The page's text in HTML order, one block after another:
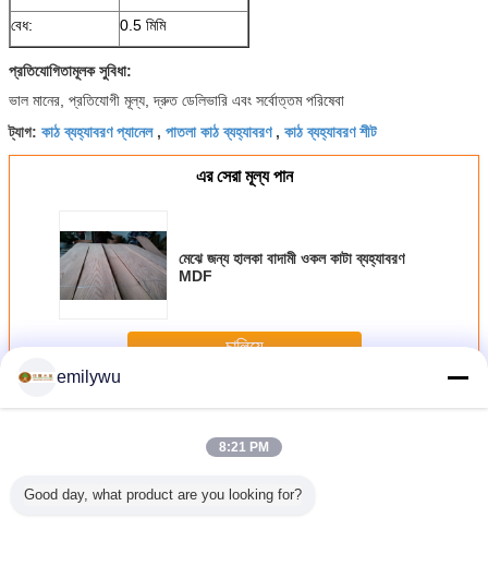
বেধ:
0.5 মিমি
প্রতিযোগিতামূলক সুবিধা:
ভাল মানের, প্রতিযোগী মূল্য, দ্রুত ডেলিভারি এবং সর্বোত্তম পরিষেবা
ট্যাগ: কাঠ ব্যহ্যাবরণ প্যানেল, পাতলা কাঠ ব্যহ্যাবরণ, কাঠ ব্যহ্যাবরণ শীট
এর সেরা মূল্য পান
মেঝে জন্য হালকা বাদামী ওকল কাটা ব্যহ্যাবরণ
MDF
চালিয়ে
অধিককাটা ব্যহ্যাবরণ
emilywu
8:21 PM
Good day, what product are you looking for?